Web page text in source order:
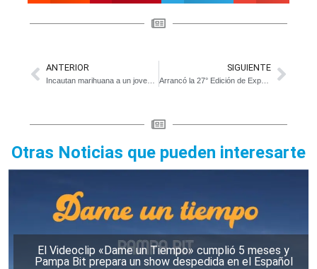
ANTERIOR SIGUIENTE
Arrancó la 27° Edición de Expo Bavio
Otras Noticias que pueden interesarte
El Videoclip «Dame un Tiempo» cumplió 5 meses y
Pampa Bit prepara un show despedida en el Español